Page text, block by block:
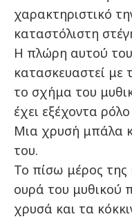
χαρακτηριστικό
καταστόλιστη
Η πλώρη αυτού
κατασκευαστεί με
το σχήμα του
έχει εξέχοντα
Μια χρυσή μπάλα
του.
Το πίσω μέρος της
ουρά του μυθικού
χρυσά και τα